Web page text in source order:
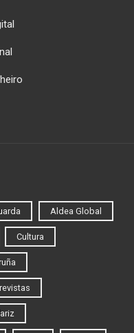
Aldea Global
Cultura